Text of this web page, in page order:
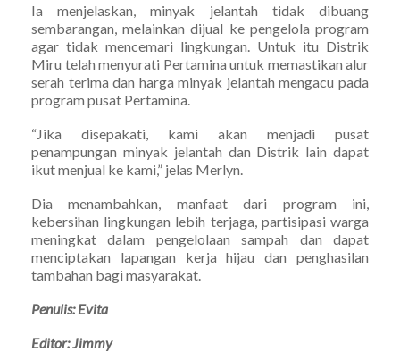
Ia menjelaskan, minyak jelantah tidak dibuang
sembarangan, melainkan dijual ke pengelola program
agar tidak mencemari lingkungan. Untuk itu Distrik
Miru telah menyurati Pertamina untuk memastikan alur
serah terima dan harga minyak jelantah mengacu pada
program pusat Pertamina.
“Jika disepakati, kami akan menjadi pusat
penampungan minyak jelantah dan Distrik lain dapat
ikut menjual ke kami,” jelas Merlyn.
Dia menambahkan, manfaat dari program ini,
kebersihan lingkungan lebih terjaga, partisipasi warga
meningkat dalam pengelolaan sampah dan dapat
menciptakan lapangan kerja hijau dan penghasilan
tambahan bagi masyarakat.
Penulis: Evita
Editor: Jimmy